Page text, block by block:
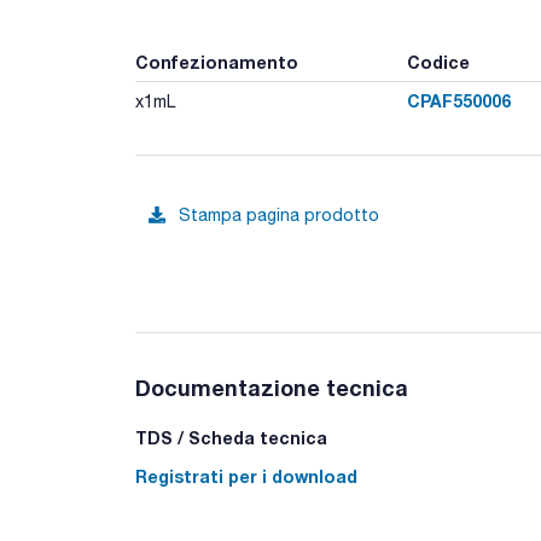
Confezionamento Codice
x1mL CPAF550006
Stampa pagina prodotto
Documentazione tecnica
TDS / Scheda tecnica
Registrati per i download